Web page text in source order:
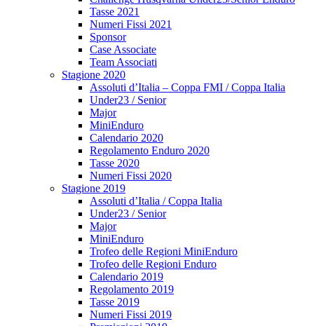
Tasse 2021
Numeri Fissi 2021
Sponsor
Case Associate
Team Associati
Stagione 2020
Assoluti d’Italia – Coppa FMI / Coppa Italia
Under23 / Senior
Major
MiniEnduro
Calendario 2020
Regolamento Enduro 2020
Tasse 2020
Numeri Fissi 2020
Stagione 2019
Assoluti d’Italia / Coppa Italia
Under23 / Senior
Major
MiniEnduro
Trofeo delle Regioni MiniEnduro
Trofeo delle Regioni Enduro
Calendario 2019
Regolamento 2019
Tasse 2019
Numeri Fissi 2019